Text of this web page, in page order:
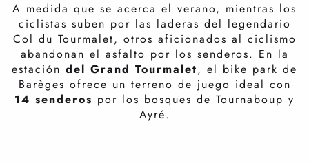
A medida que se acerca el verano, mientras los
ciclistas suben por las laderas del legendario
Col du Tourmalet, otros aficionados al ciclismo
abandonan el asfalto por los senderos. En la
estación del Grand Tourmalet, el bike park de
Barèges ofrece un terreno de juego ideal con
14 senderos por los bosques de Tournaboup y
Ayré.